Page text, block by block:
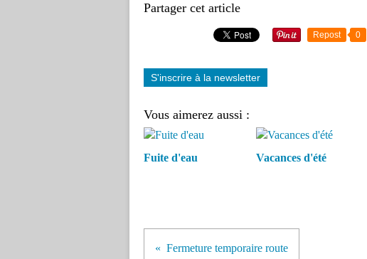
Partager cet article
Repost 0
S'inscrire à la newsletter
Vous aimerez aussi :
Fuite d'eau Vacances d'été
Fermeture temporaire route